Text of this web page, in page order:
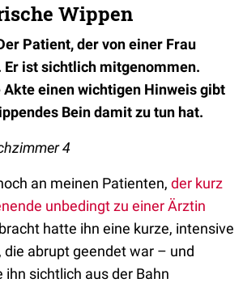
Wippen
Patient, der von einer Frau
Er ist sichtlich mitgenommen.
einen wichtigen Hinweis gibt
Bein damit zu tun hat.
4
an meinen Patienten, der kurz
unbedingt zu einer Ärztin
hatte ihn eine kurze, intensive
die abrupt geendet war – und
ihn sichtlich aus der Bahn